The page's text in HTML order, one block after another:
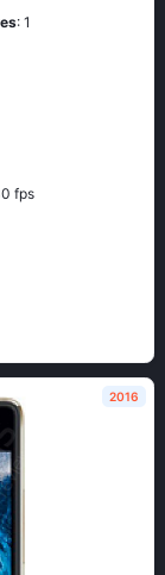
: 1
fps
2016